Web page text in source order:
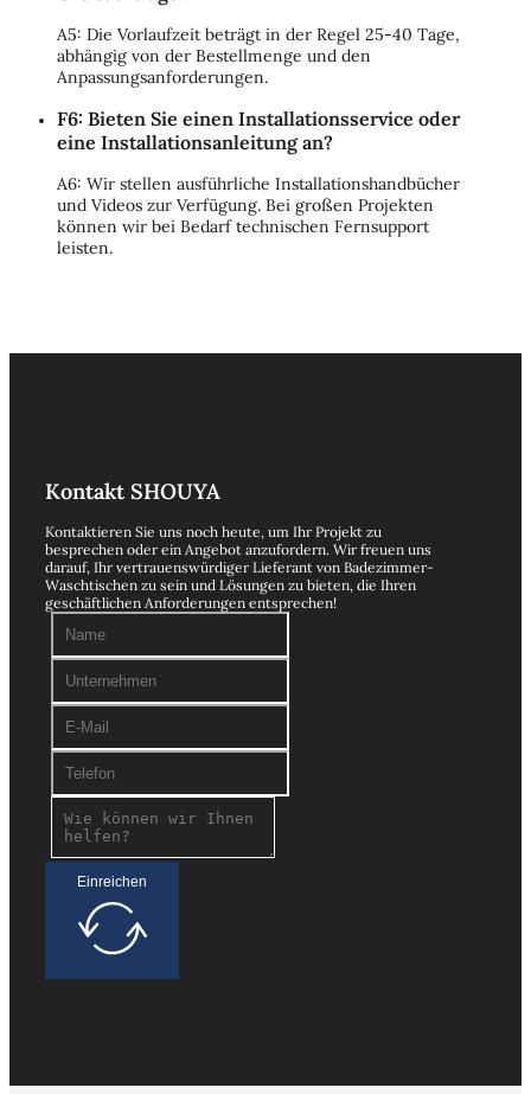
A5: Die Vorlaufzeit beträgt in der Regel 25-40 Tage,
abhängig von der Bestellmenge und den
Anpassungsanforderungen.
F6: Bieten Sie einen Installationsservice oder
eine Installationsanleitung an?
A6: Wir stellen ausführliche Installationshandbücher
und Videos zur Verfügung. Bei großen Projekten
können wir bei Bedarf technischen Fernsupport
leisten.
Kontakt SHOUYA
Kontaktieren Sie uns noch heute, um Ihr Projekt zu
besprechen oder ein Angebot anzufordern. Wir freuen uns
darauf, Ihr vertrauenswürdiger Lieferant von Badezimmer-
Waschtischen zu sein und Lösungen zu bieten, die Ihren
geschäftlichen Anforderungen entsprechen!
Einreichen